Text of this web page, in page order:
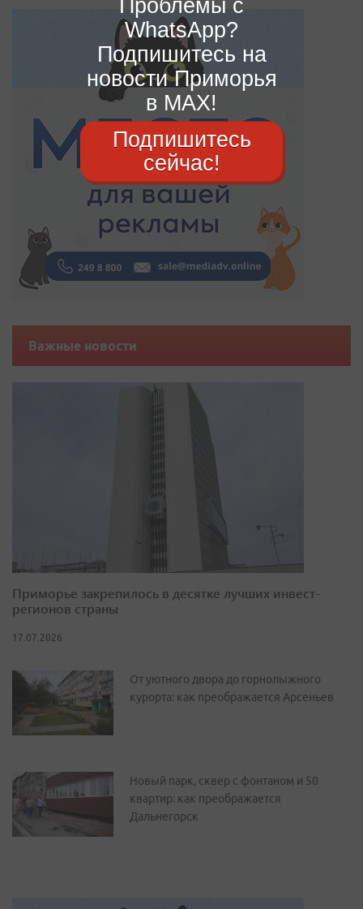
Важные новости
Приморье закрепилось в десятке лучших инвест-
регионов страны
17.07.2026
От уютного двора до горнолыжного
курорта: как преображается Арсеньев
Новый парк, сквер с фонтаном и 50
квартир: как преображается
Дальнегорск
Проблемы с
WhatsApp?
Подпишитесь на
новости Приморья
в MAX!
Подпишитесь
сейчас!